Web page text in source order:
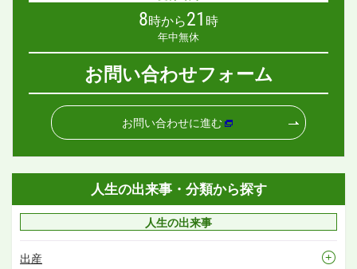
8時から21 時
年中無休
お問い合わせフォーム
お問い合わせに進む
人生の出来事・分類から探す
人生の出来事
出産